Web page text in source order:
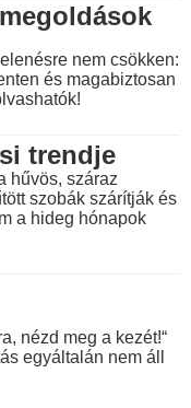
nem csökken:
és magabiztosan
trendje
hűvös, száraz
szobák szárítják és
a hideg hónapok
nézd meg a kezét!“
egyáltalán nem áll